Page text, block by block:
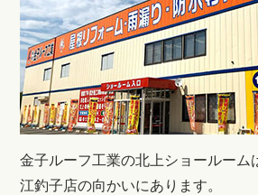
金子ルーフ工業の北上ショールーム
江釣子店の向かいにあります。